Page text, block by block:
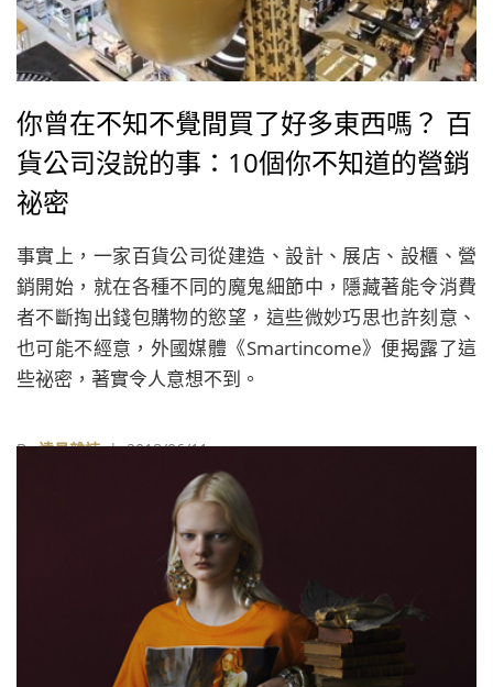
你曾在不知不覺間買了好多東西嗎？ 百
貨公司沒說的事：10個你不知道的營銷
祕密
事實上，一家百貨公司從建造、設計、展店、設櫃、營
銷開始，就在各種不同的魔鬼細節中，隱藏著能令消費
者不斷掏出錢包購物的慾望，這些微妙巧思也許刻意、
也可能不經意，外國媒體《Smartincome》便揭露了這
些祕密，著實令人意想不到。
By遠見雜誌| 2018/06/11